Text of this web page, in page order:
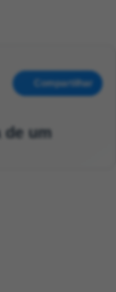
Compartilhar
de um